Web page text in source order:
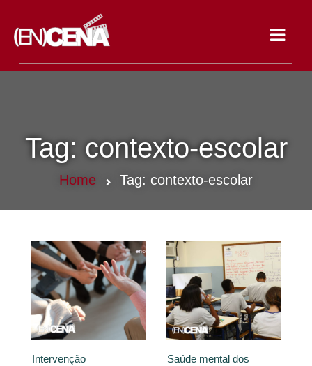
Tag: contexto-escolar
Home Tag: contexto-escolar
Intervenção
Saúde mental dos